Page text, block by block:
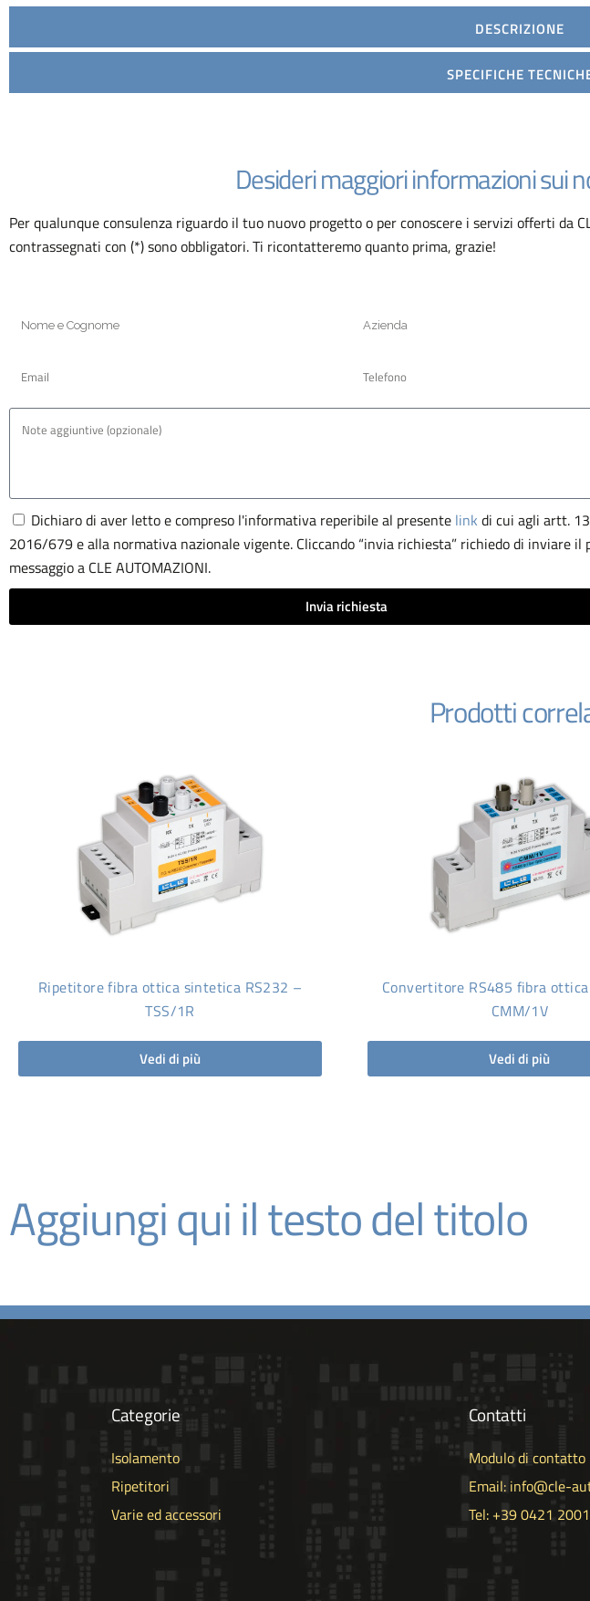
DESCRIZIONE
SPECIFICHE
Desideri maggiori informazioni sui
Per qualunque consulenza riguardo il tuo nuovo progetto o per conoscere i servizi offerti da
contrassegnati con (*) sono obbligatori. Ti ricontatteremo quanto prima, grazie!
Dichiaro di aver letto e compreso l'informativa reperibile al presente link di cui agli artt.
2016/679 e alla normativa nazionale vigente. Cliccando “invia richiesta” richiedo di inviare il
messaggio a CLE AUTOMAZIONI.
Invia richiesta
Prodotti
Ripetitore fibra ottica sintetica RS232 –
TSS/1R
Vedi di più
Convertitore RS485 fibra
CMM/1V
Vedi di più
Aggiungi qui il testo del titolo
Categorie
Isolamento
Ripetitori
Varie ed accessori
Contatti
Modulo di contatto
Email: info@cle-
Tel: +39 0421